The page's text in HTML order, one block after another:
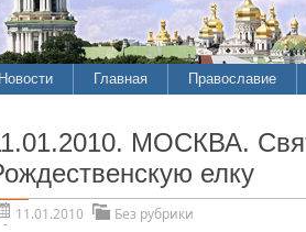
Новости Главная Православие
МОСКВА.
елку
11.01.2010
Без рубрики